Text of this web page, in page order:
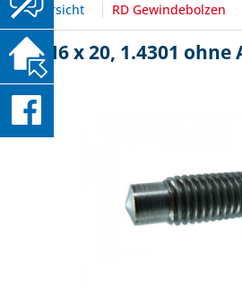
Übersicht RD Gewindebolzen
RD M6 x 20, 1.4301 ohne